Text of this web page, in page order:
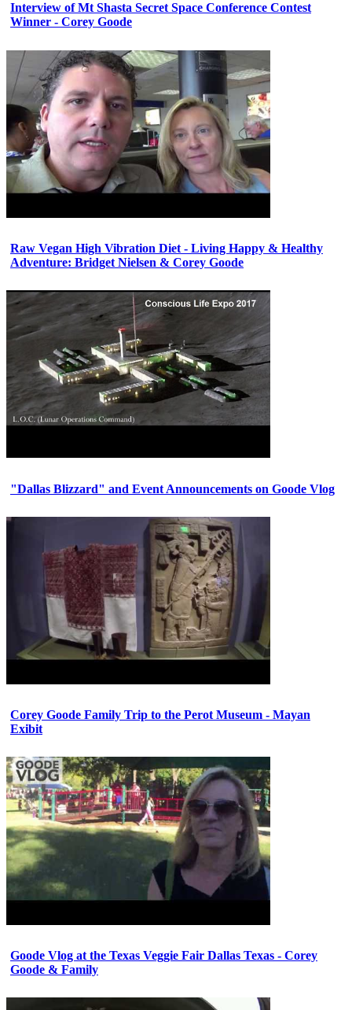
Interview of Mt Shasta Secret Space Conference Contest
Winner - Corey Goode
Raw Vegan High Vibration Diet - Living Happy & Healthy
Adventure: Bridget Nielsen & Corey Goode
"Dallas Blizzard" and Event Announcements on Goode Vlog
Corey Goode Family Trip to the Perot Museum - Mayan
Exibit
Goode Vlog at the Texas Veggie Fair Dallas Texas - Corey
Goode & Family